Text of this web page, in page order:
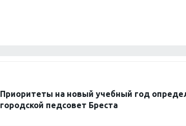
Приоритеты на новый учебный год
городской педсовет Бреста